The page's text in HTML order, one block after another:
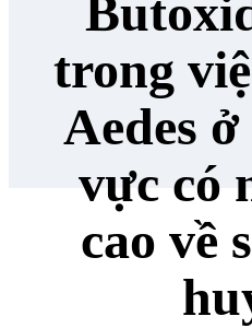
trong
Aedes
vực có
cao về